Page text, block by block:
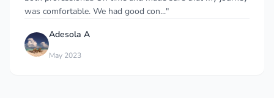
was comfortable. We had good con..."
Adesola A
May 2023